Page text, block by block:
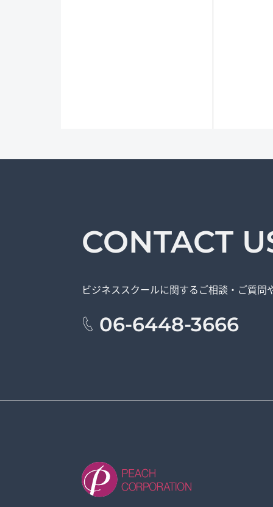
CONTACT
ビジネススクールに関するご相談・ご質問
06-6448-3666